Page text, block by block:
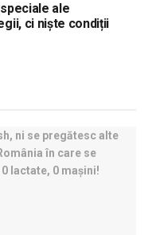
ale
ci niște condiții